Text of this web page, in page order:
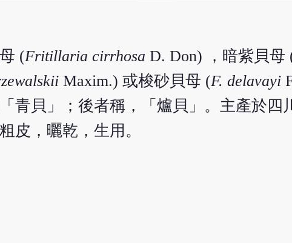
(Fritillaria cirrhosa D. Don) ，暗紫貝母
Maxim.) 或梭砂貝母 (F. delavayi
青貝」；後者稱，「爐貝」。主產於四
皮，曬乾，生用。